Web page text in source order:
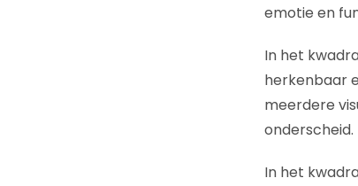
emotie en
In het
herkenbaar
meerdere
onderscheid.
In het